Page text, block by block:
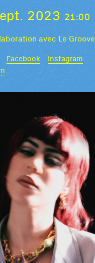
2023 21:00
avec Le Groove
Facebook
Instagram